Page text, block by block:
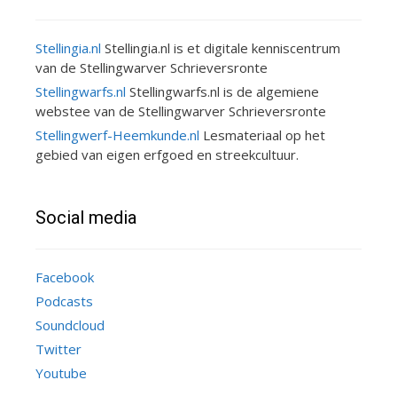
Stellingia.nl Stellingia.nl is et digitale kenniscentrum
van de Stellingwarver Schrieversronte
Stellingwarfs.nl Stellingwarfs.nl is de algemiene
webstee van de Stellingwarver Schrieversronte
Stellingwerf-Heemkunde.nl Lesmateriaal op het
gebied van eigen erfgoed en streekcultuur.
Social media
Facebook
Podcasts
Soundcloud
Twitter
Youtube